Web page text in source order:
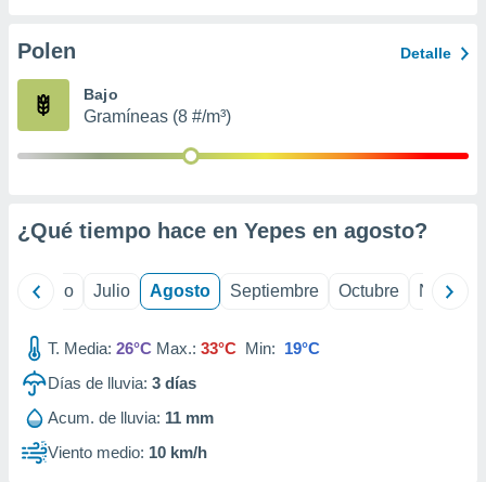
e
mediante
publicidad
publicidad
1199
Polen Detalle
Bajo
Gramíneas (8 #/m³)
¿Qué tiempo hace en Yepes en agosto?
Junio Julio Agosto Septiembre Octubre
T. Media: 26°C Max.: 33°C Min: 19°C
Días de lluvia: 3 días
Acum. de lluvia: 11 mm
Viento medio: 10 km/h